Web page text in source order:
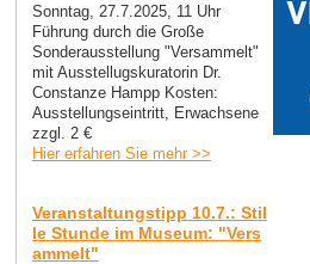
Sonntag, 27.7.2025, 11 Uhr
Führung durch die Große
Sonderausstellung "Versammelt"
mit Ausstellugskuratorin Dr.
Constanze Hampp Kosten:
Ausstellungseintritt, Erwachsene
zzgl. 2 €
Hier erfahren Sie mehr >>
Veranstaltungstipp 10.7.: Stil
le Stunde im Museum: "Vers
ammelt"